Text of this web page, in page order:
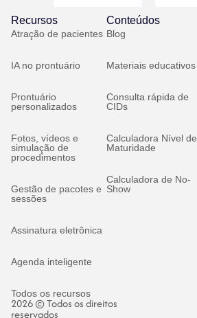
Recursos
Atração de pacientes
IA no prontuário
Prontuário
personalizados
Fotos, vídeos e
simulação de
procedimentos
Gestão de pacotes e
sessões
Assinatura eletrônica
Agenda inteligente
Todos os recursos
Conteúdos
Blog
Materiais educativos
Consulta rápida de
CIDs
Calculadora Nível de
Maturidade
Calculadora de No-
Show
2026 © Todos os direitos
reservados